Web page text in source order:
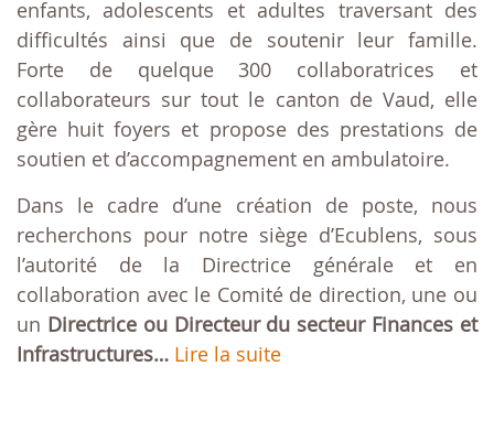
enfants, adolescents et adultes traversant des
difficultés ainsi que de soutenir leur famille.
Forte de quelque 300 collaboratrices et
collaborateurs sur tout le canton de Vaud, elle
gère huit foyers et propose des prestations de
soutien et d’accompagnement en ambulatoire.
Dans le cadre d’une création de poste, nous
recherchons pour notre siège d’Ecublens, sous
l’autorité de la Directrice générale et en
collaboration avec le Comité de direction, une ou
un Directrice ou Directeur du secteur Finances et
Infrastructures… Lire la suite